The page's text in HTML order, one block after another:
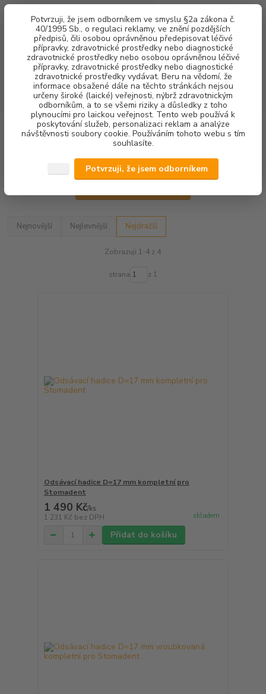
Potvrzuji, že jsem odborníkem ve smyslu §2a zákona č.
40/1995 Sb., o regulaci reklamy, ve znění pozdějších
předpisů, čili osobou oprávněnou předepisovat léčivé
přípravky, zdravotnické prostředky nebo diagnostické
zdravotnické prostředky nebo osobou oprávněnou léčivé
přípravky, zdravotnické prostředky nebo diagnostické
zdravotnické prostředky vydávat. Beru na vědomí, že
informace obsažené dále na těchto stránkách nejsou
určeny široké (laické) veřejnosti, nýbrž zdravotnickým
odborníkům, a to se všemi riziky a důsledky z toho
plynoucími pro laickou veřejnost. Tento web používá k
poskytování služeb, personalizaci reklam a analýze
návštěvnosti soubory cookie. Používáním tohoto webu s tím
souhlasíte.
Potvrzuji, že jsem odborníkem
Menu
CZK
Hledat
(Po-Pá, 8-16 hod.)
za0,00 Kč
STOMATOLOGICKÉ SOUPRAVY + NÁHRADNÍ DÍLY
NÁHRADNÍ
DÍLY SÁNÍ
HADICE Hadice kompletní
Hadice kompletní
Nejnovější Nejlevnější Nejdražší
Zobrazuji 1-4 z 4
strana z 1
Odsávací hadice D=17 mm kompletní pro
Stomadent
1 490 Kč/ks
1 231 Kč bez DPH skladem
Přidat do košíku